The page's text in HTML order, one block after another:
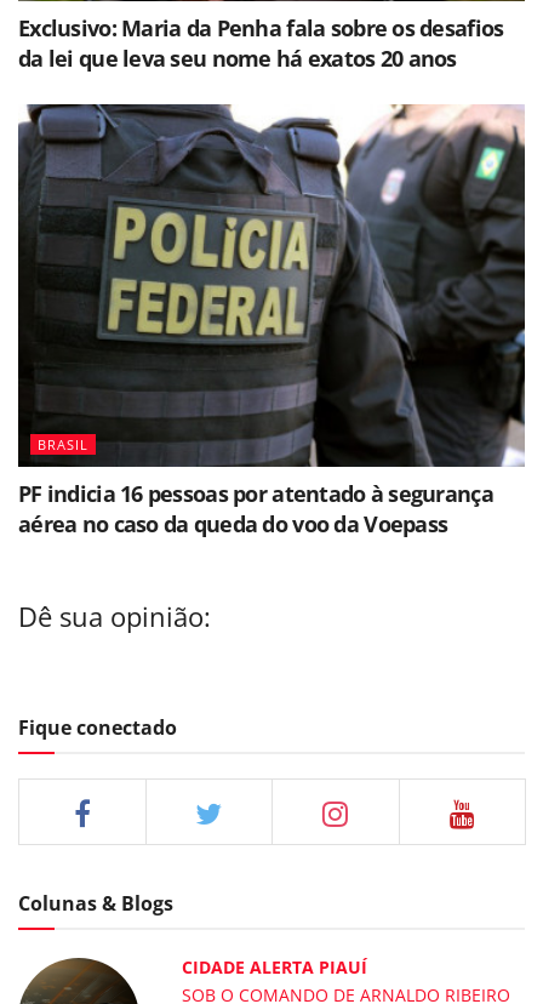
Exclusivo: Maria da Penha fala sobre os desafios
da lei que leva seu nome há exatos 20 anos
BRASIL
PF indicia 16 pessoas por atentado à segurança
aérea no caso da queda do voo da Voepass
Dê sua opinião:
Fique conectado
Colunas & Blogs
CIDADE ALERTA PIAUÍ
SOB O COMANDO DE ARNALDO RIBEIRO